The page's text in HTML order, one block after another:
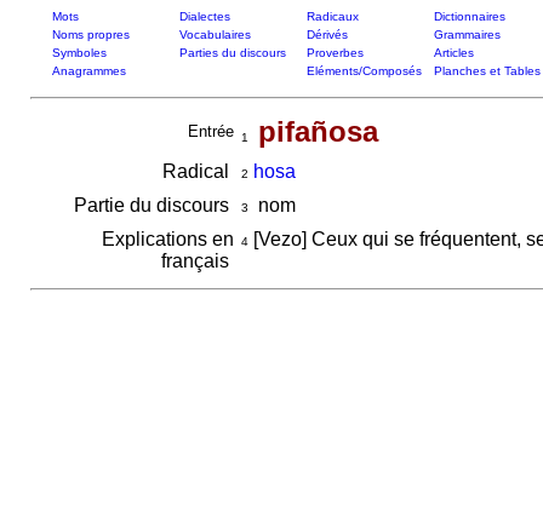
Mots Dialectes Radicaux
Dictionnaires
Noms propres
Vocabulaires Dérivés
Grammaires
Symboles
Parties du discours Proverbes
Articles
Anagrammes
Eléments/Composés Planches et Tables
Entrée 1 pifañosa
Radical 2
hosa
Partie du discours
3
nom
Explications en
français
4[Vezo] Ceux qui se fréquentent,